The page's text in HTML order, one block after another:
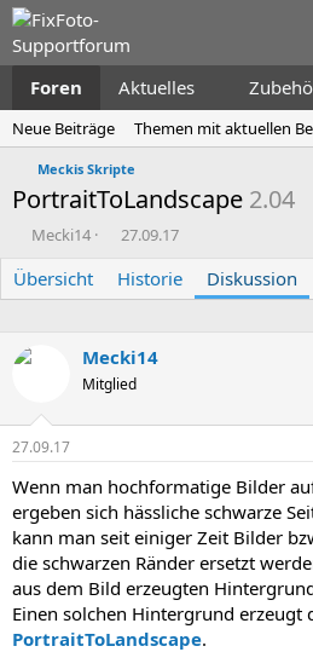
Foren Aktuelles
Neue Beiträge Themen mit aktuellen
Meckis Skripte
PortraitToLandscape 2.04
E
s
t
l
Mecki14
E
s
t
l
t
m
27.09.17
Übersicht Historie Diskussion
Mecki14
Mitglied
27.09.17
Wenn man hochformatige Bilder
ergeben sich hässliche schwarze
kann man seit einiger Zeit Bilder
die schwarzen Ränder ersetzt
aus dem Bild erzeugten
Einen solchen Hintergrund erzeugt
PortraitToLandscape.